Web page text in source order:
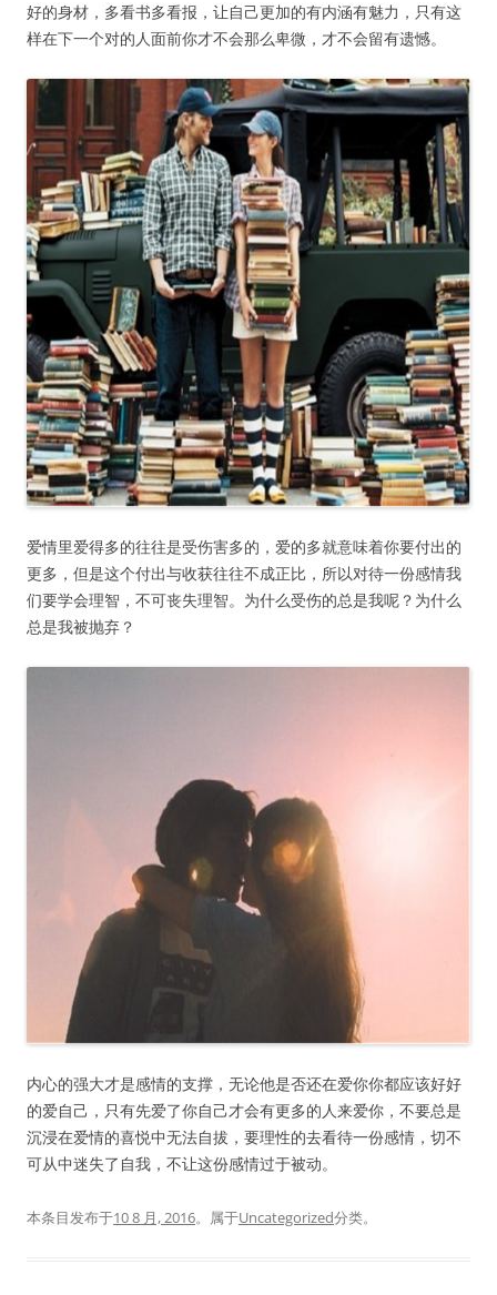
好的身材，多看书多看报，让自己更加的有内涵有魅力，只有这
样在下一个对的人面前你才不会那么卑微，才不会留有遗憾。
爱情里爱得多的往往是受伤害多的，爱的多就意味着你要付出的
更多，但是这个付出与收获往往不成正比，所以对待一份感情我
们要学会理智，不可丧失理智。为什么受伤的总是我呢？为什么
总是我被抛弃？
内心的强大才是感情的支撑，无论他是否还在爱你你都应该好好
的爱自己，只有先爱了你自己才会有更多的人来爱你，不要总是
沉浸在爱情的喜悦中无法自拔，要理性的去看待一份感情，切不
可从中迷失了自我，不让这份感情过于被动。
本条目发布于10 8 月, 2016。属于Uncategorized分类。